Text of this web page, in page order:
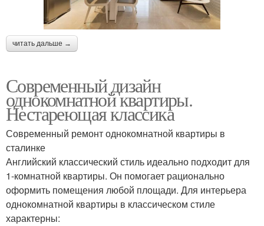
читать дальше →
Современный дизайн
однокомнатной квартиры.
Нестареющая классика
Современный ремонт однокомнатной квартиры в
сталинке
Английский классический стиль идеально подходит для
1-комнатной квартиры. Он помогает рационально
оформить помещения любой площади. Для интерьера
однокомнатной квартиры в классическом стиле
характерны: